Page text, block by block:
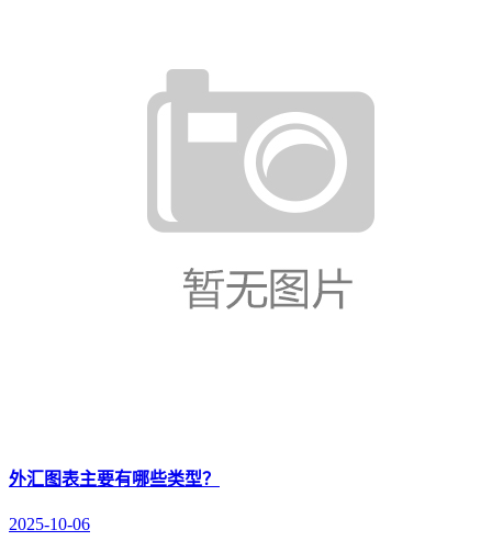
外汇图表主要有哪些类型？
2025-10-06